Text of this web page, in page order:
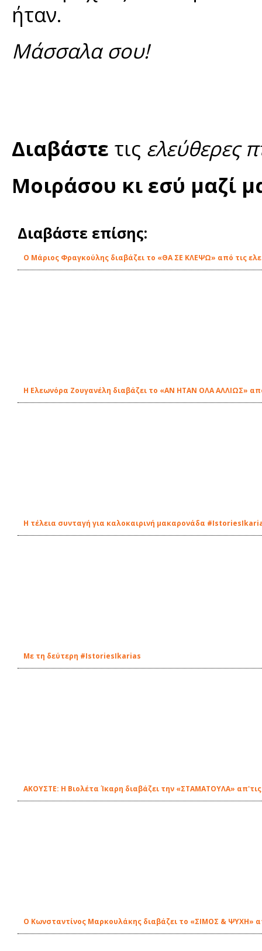
ήταν.
Μάσσαλα σου!
Διαβάστε τις ελεύθερες
Μοιράσου κι εσύ μαζί
Διαβάστε επίσης:
O Μάριος Φραγκούλης διαβάζει το «ΘΑ ΣΕ ΚΛΕΨΩ» από τις
Η Ελεωνόρα Ζουγανέλη διαβάζει το «ΑΝ ΗΤΑΝ ΟΛΑ ΑΛΛΙΩΣ»
Η τέλεια συνταγή για καλοκαιρινή μακαρονάδα
Με τη δεύτερη #IstoriesIkarias
ΑΚΟΥΣΤΕ: Η Βιολέτα Ίκαρη διαβάζει την «ΣΤΑΜΑΤΟΥΛΑ»
Ο Κωνσταντίνος Μαρκουλάκης διαβάζει το «ΣΙΜΟΣ & ΨΥΧΗ»